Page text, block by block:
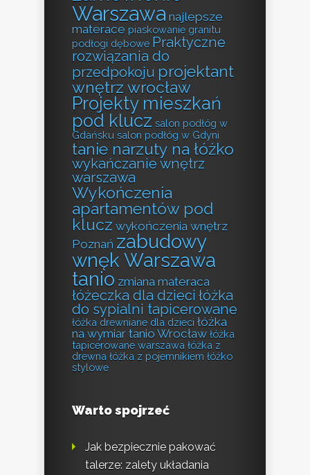
Warszawa najlepsze
materace piaskowanie granitu
podłogi dębowe Praktyczne
rozwiązania do
przedpokoju projektant
wnętrz wrocław
Projekty mieszkań
pod klucz salon podłóg w
Gdańsku salon podłóg w Gdyni
tanie narzuty na łóżko
wykańczanie wnętrz
warszawa
Wykończenia
apartamentów pod
klucz wykończenia wnętrz
Poznań zabudowy
wnęk Warszawa
tanio zmiana materaca
łóżeczka dla dzieci łóżka
do sypialni tapicerowane
łóżka drewniane dla dzieci łóżka
na wymiar tanio Wrocław łóżka
tapicerowane warszawa łóżka z
drewna łóżka z pojemnikiem łóżko
stylowe
Warto spojrzeć
Jak bezpiecznie pakować
talerze: zalety układania